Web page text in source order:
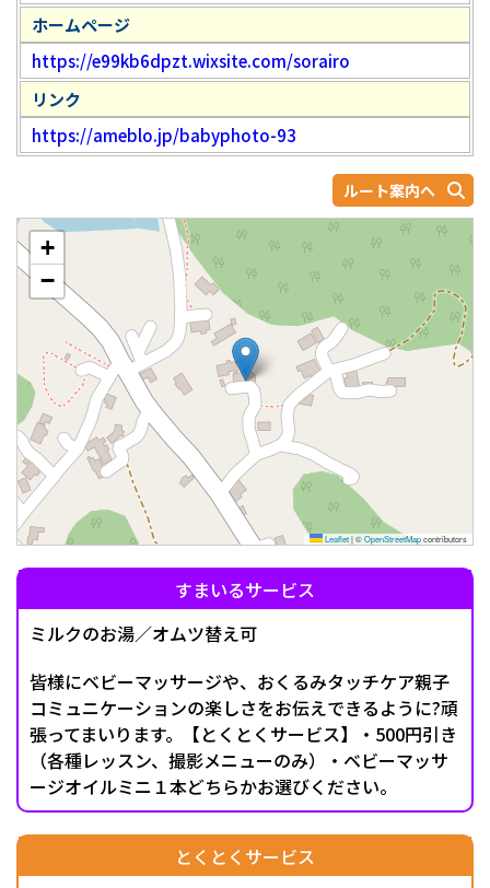
ホームページ
https://e99kb6dpzt.wixsite.com/sorairo
リンク
https://ameblo.jp/babyphoto-93
ルート案内へ
+
−
Leaflet|©OpenStreetMapcontributors
すまいるサービス
ミルクのお湯／オムツ替え可
皆様にベビーマッサージや、おくるみタッチケア親子
コミュニケーションの楽しさをお伝えできるように?頑
張ってまいります。【とくとくサービス】・500円引き
（各種レッスン、撮影メニューのみ）・ベビーマッサ
ージオイルミニ１本どちらかお選びください。
とくとくサービス